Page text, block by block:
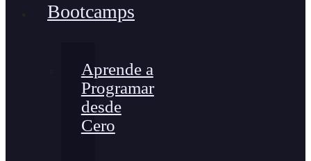
Bootcamps
Aprende a
Programar
desde
Cero